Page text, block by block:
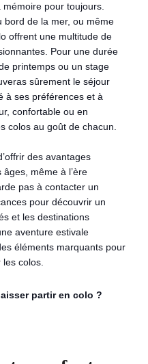
pour toujours.
bord de la mer, ou même
offrent une multitude de
Pour une durée
printemps ou un stage
sûrement le séjour
à ses préférences et à
confortable ou en
colos au goût de chacun.
des avantages
même à l’ère
pas à contacter un
pour découvrir un
et les destinations
aventure estivale
éléments marquants pour
colos.
partir en colo ?